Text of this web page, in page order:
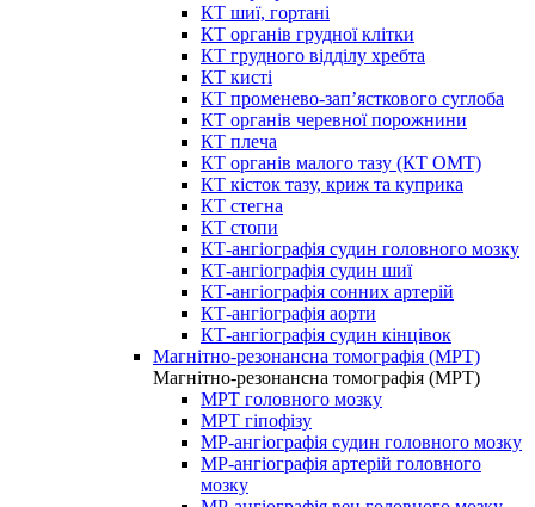
КТ шиї, гортані
КТ органів грудної клітки
КТ грудного відділу хребта
КТ кисті
КТ променево-зап’ясткового суглоба
КТ органів черевної порожнини
КТ плеча
КТ органів малого тазу (КТ ОМТ)
КТ кісток тазу, криж та куприка
КТ стегна
КТ стопи
КТ-ангіографія судин головного мозку
КТ-ангіографія судин шиї
КТ-ангіографія сонних артерій
КТ-ангіографія аорти
КТ-ангіографія судин кінцівок
Магнітно-резонансна томографія (МРТ)
Магнітно-резонансна томографія (МРТ)
МРТ головного мозку
МРТ гіпофізу
МР-ангіографія судин головного мозку
МР-ангіографія артерій головного
мозку